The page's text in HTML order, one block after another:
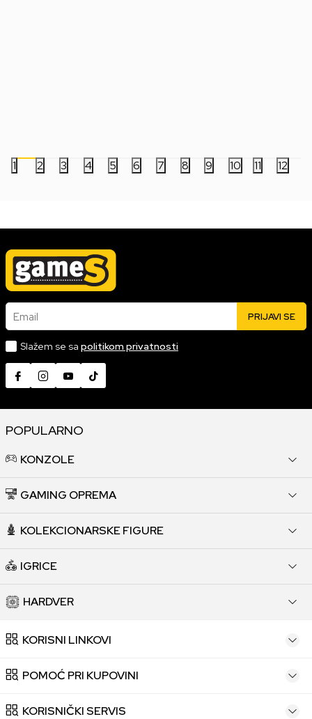
1 2 3 4 5 6 7 8 9 10 11 12
Email PRIJAVI SE
Slažem se sa politikom privatnosti
POPULARNO
KONZOLE
GAMING OPREMA
KOLEKCIONARSKE FIGURE
IGRICE
HARDVER
KORISNI LINKOVI
POMOĆ PRI KUPOVINI
KORISNIČKI SERVIS